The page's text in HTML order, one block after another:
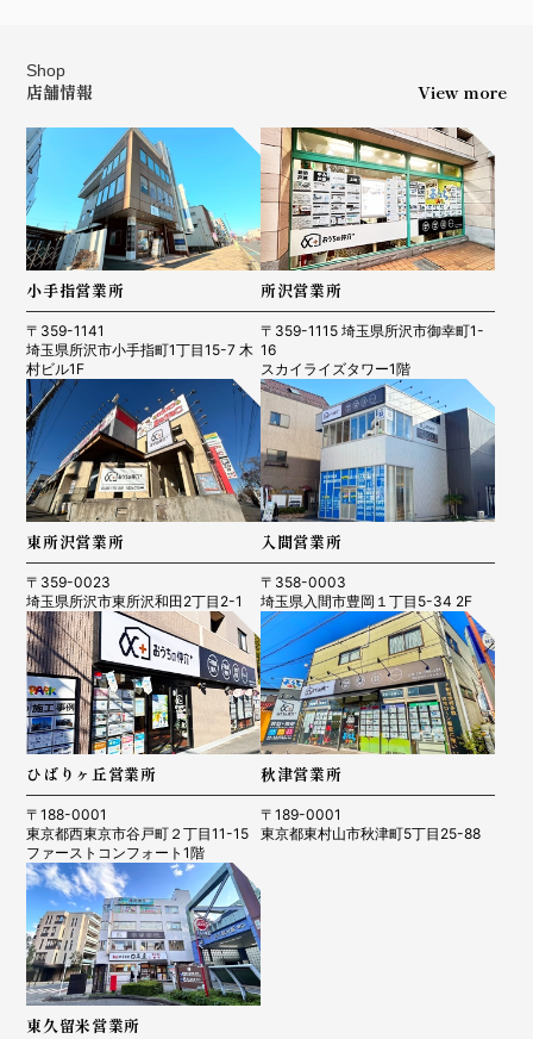
Shop
店舗情報 View more
小手指営業所
〒359-1141
埼玉県所沢市小手指町1丁目15-7 木
村ビル1F
所沢営業所
〒359-1115 埼玉県所沢市御幸町1-
16
スカイライズタワー1階
東所沢営業所
〒359-0023
埼玉県所沢市東所沢和田2丁目2-1
入間営業所
〒358-0003
埼玉県入間市豊岡１丁目5-34 2F
ひばりヶ丘営業所
〒188-0001
東京都西東京市谷戸町２丁目11-15
ファーストコンフォート1階
秋津営業所
〒189-0001
東京都東村山市秋津町5丁目25-88
東久留米営業所